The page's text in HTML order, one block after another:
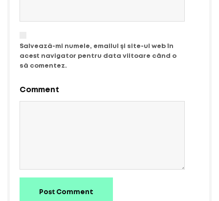
Salvează-mi numele, emailul și site-ul web în
acest navigator pentru data viitoare când o
să comentez.
Comment
Post Comment